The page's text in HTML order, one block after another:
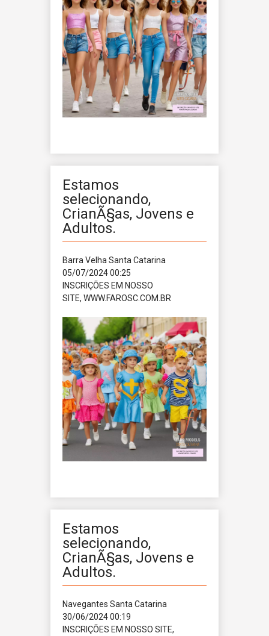
Estamos
selecionando,
CrianÃ§as, Jovens e
Adultos.
Barra Velha Santa Catarina
05/07/2024 00:25
INSCRIÇÕES EM NOSSO
SITE, WWW.FAROSC.COM.BR
Estamos
selecionando,
CrianÃ§as, Jovens e
Adultos.
Navegantes Santa Catarina
30/06/2024 00:19
INSCRIÇÕES EM NOSSO SITE,